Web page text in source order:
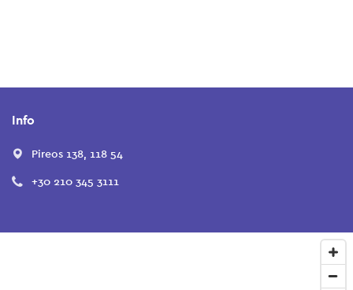
Info
Pireos 138, 118 54
+30 210 345 3111